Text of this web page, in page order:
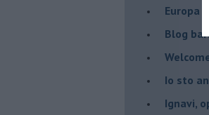
Europa
Blog
​Io sto
​Ignavi,